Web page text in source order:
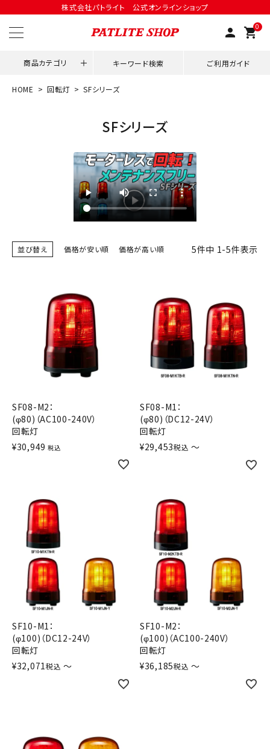
株式会社パトライト 公式オンラインショップ
person 0
shopping_cart
商品カテゴリ キーワード検索 ご利用ガイド
ようこそ ゲスト 様
person 会員登録
用途別改善アイデア
ネットワーク対応
回転灯
流線型
表示灯
光音一体型
音/音声
散光式警光灯
オプション
補修パーツ
ガイドライン
HOME 回転灯 SFシリーズ
SFシリーズ
並び替え 価格が安い順 価格が高い順 5件中 1-5件表示
SF08-M2：
(φ80)（AC100-240V）
回転灯
¥30,949 税込
SF08-M1：
(φ80)（DC12-24V）
回転灯
¥29,453税込 〜
SF10-M1：
(φ100)（DC12-24V）
回転灯
¥32,071税込 〜
SF10-M2：
(φ100)（AC100-240V）
回転灯
¥36,185税込 〜